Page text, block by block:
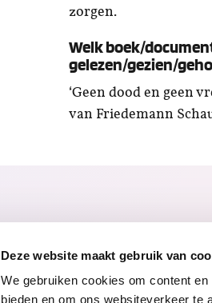
Deze website maakt gebruik van
We gebruiken cookies om content
bieden en om ons websiteverkeer te
zorgen.
Welk boek/
gelezen/gezien/
‘Geen dood en geen
van Friedemann